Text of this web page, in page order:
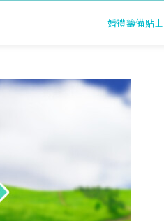
婚禮籌備貼士